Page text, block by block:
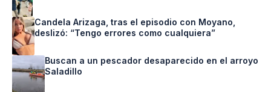
Candela Arizaga, tras el episodio con Moyano,
deslizó: “Tengo errores como cualquiera”
Buscan a un pescador desaparecido en el arroyo
Saladillo